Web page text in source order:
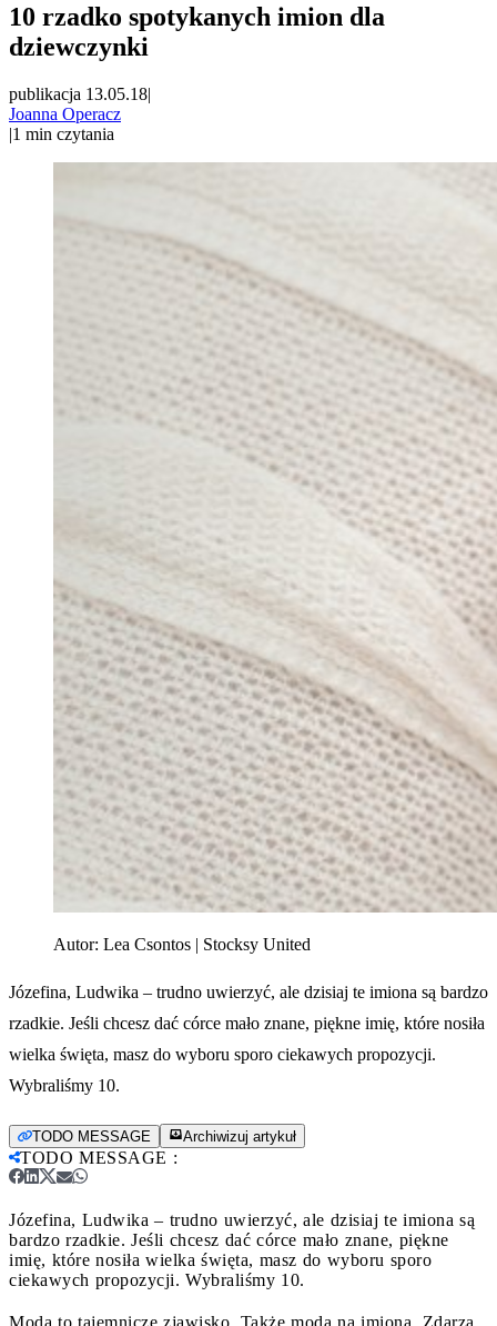
10 rzadko spotykanych imion dla
dziewczynki
publikacja 13.05.18|
Joanna Operacz
|1 min czytania
Autor: Lea Csontos | Stocksy United
Józefina, Ludwika – trudno uwierzyć, ale dzisiaj te imiona są bardzo
rzadkie. Jeśli chcesz dać córce mało znane, piękne imię, które nosiła
wielka święta, masz do wyboru sporo ciekawych propozycji.
Wybraliśmy 10.
TODO MESSAGE Archiwizuj artykuł
TODO MESSAGE :
Józefina, Ludwika – trudno uwierzyć, ale dzisiaj te imiona są
bardzo rzadkie. Jeśli chcesz dać córce mało znane, piękne
imię, które nosiła wielka święta, masz do wyboru sporo
ciekawych propozycji. Wybraliśmy 10.
Moda to tajemnicze zjawisko. Także moda na imiona. Zdarza